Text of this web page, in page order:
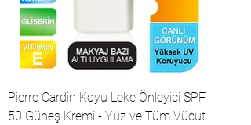
Pierre Cardin Koyu Leke Önleyici SPF
50 Güneş Kremi - Yüz ve Tüm Vücut